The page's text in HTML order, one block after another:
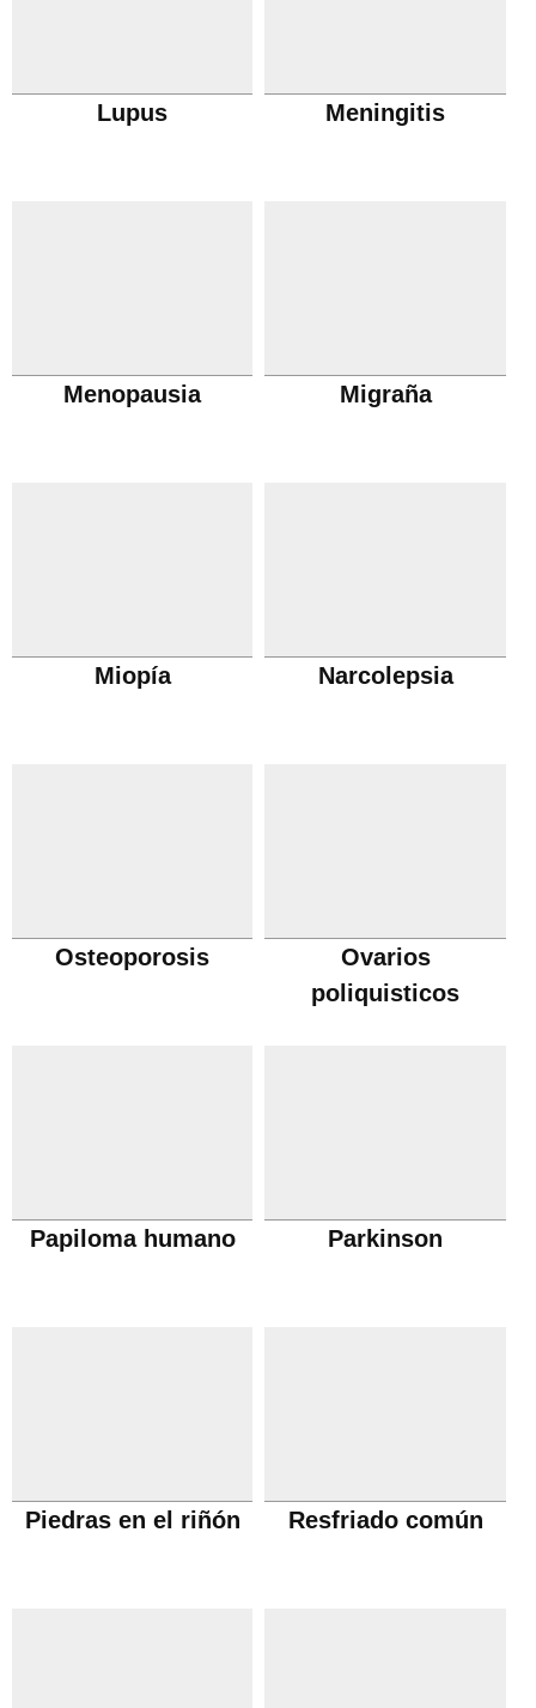
Lupus Meningitis
Menopausia Migraña
Miopía Narcolepsia
Osteoporosis
Ovarios
poliquisticos
Papiloma humano Parkinson
Piedras en el riñón Resfriado común